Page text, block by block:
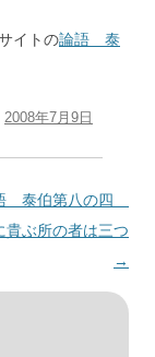
イトの論語 泰
2008年7月9日
泰伯第八の四
貴ぶ所の者は三つ
→